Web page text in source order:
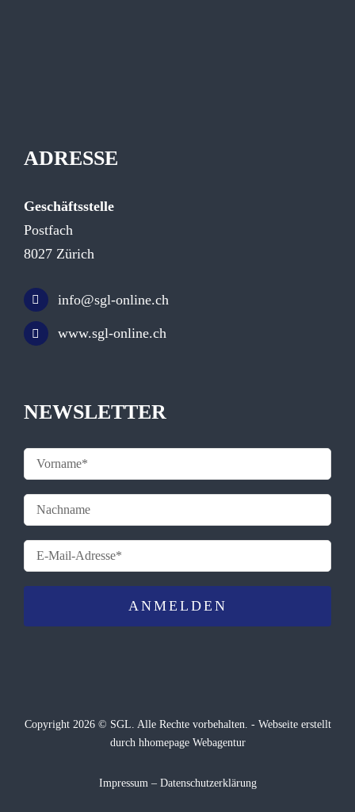
ADRESSE
Geschäftsstelle
Postfach
8027 Zürich
info@sgl-online.ch
www.sgl-online.ch
NEWSLETTER
Copyright 2026 © SGL. Alle Rechte vorbehalten. - Webseiteerstellt
durch hhomepage Webagentur
Impressum – Datenschutzerklärung